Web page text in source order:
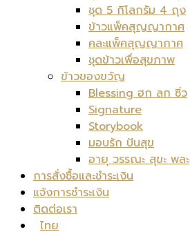
ชุด 5 กิโลกรัม 4 ถุง
ข้าวแพ็คสุญญากาศ
คละแพ็คสุญญากาศ
ชุดข้าวเพื่อสุขภาพ
ข้าวของขวัญ
Blessing ฮก ลก ซิ่ว
Signature
Storybook
มอบรัก ปันสุข
อายุ วรรณะ สุขะ พละ
การสั่งซื้อและชำระเงิน
แจ้งการชำระเงิน
ติดต่อเรา
ไทย